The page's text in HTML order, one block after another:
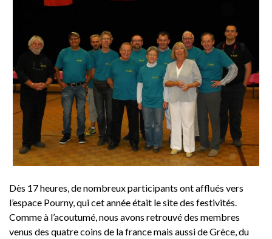
Dès 17 heures, de nombreux participants ont afflués vers
l’espace Pourny, qui cet année était le site des festivités.
Comme à l’acoutumé, nous avons retrouvé des membres
venus des quatre coins de la france mais aussi de Grèce, du